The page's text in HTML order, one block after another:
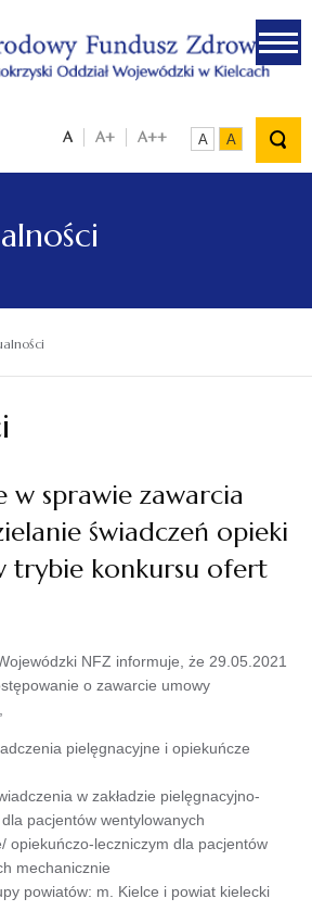
A A+ A++ A A
w sprawie zawarcia
świadczeń opieki
trybie konkursu ofert
NFZ informuje, że 29.05.2021
o zawarcie umowy
pielęgnacyjne i opiekuńcze
w zakładzie pielęgnacyjno-
pacjentów wentylowanych
opiekuńczo-leczniczym dla pacjentów
mechanicznie
powiatów: m. Kielce i powiat kielecki